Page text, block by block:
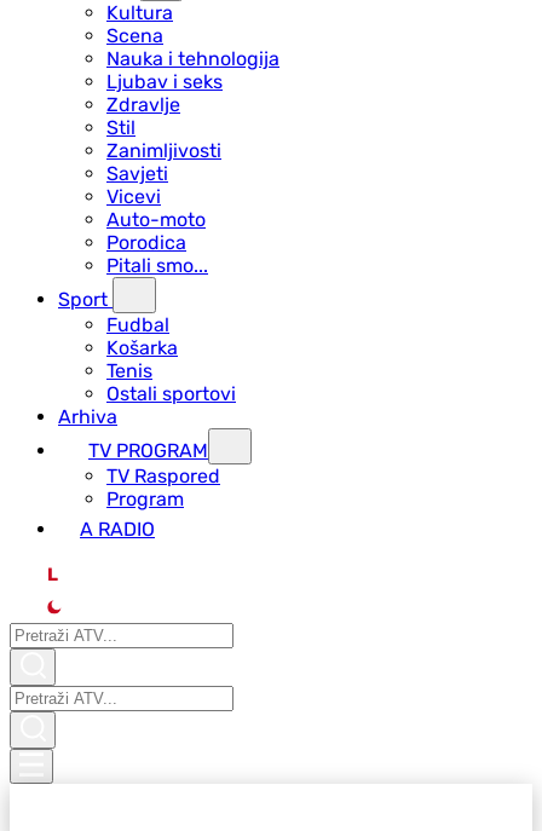
Kultura
Scena
Nauka i tehnologija
Ljubav i seks
Zdravlje
Stil
Zanimljivosti
Savjeti
Vicevi
Auto-moto
Porodica
Pitali smo...
Sport
Fudbal
Košarka
Tenis
Ostali sportovi
Arhiva
TV PROGRAM
ТV Raspored
Program
A RADIO
L